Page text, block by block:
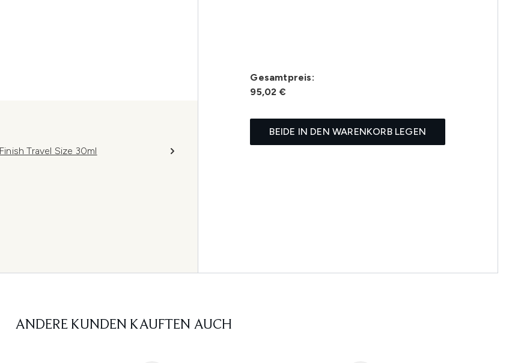
Travel Size 30ml
Gesamtpreis:
95,02 €
BEIDE IN DEN WARENKORB LEGEN
ANDERE KUNDEN KAUFTEN AUCH